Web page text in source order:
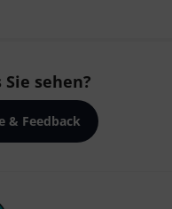
sehen?
& Feedback